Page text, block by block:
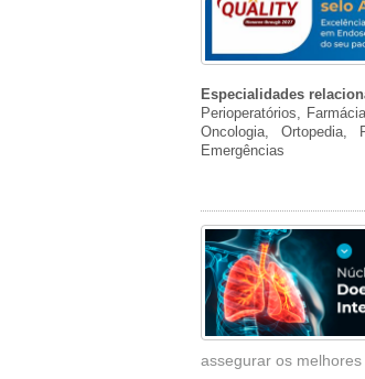
Especialidades
Perioperatórios,
Oncologia, Ortopedia,
Emergências
assegurar os